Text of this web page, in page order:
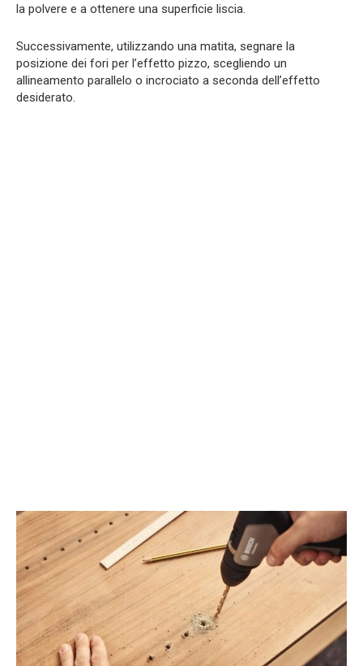
la polvere e a ottenere una superficie liscia.
Successivamente, utilizzando una matita, segnare la
posizione dei fori per l’effetto pizzo, scegliendo un
allineamento parallelo o incrociato a seconda dell’effetto
desiderato.